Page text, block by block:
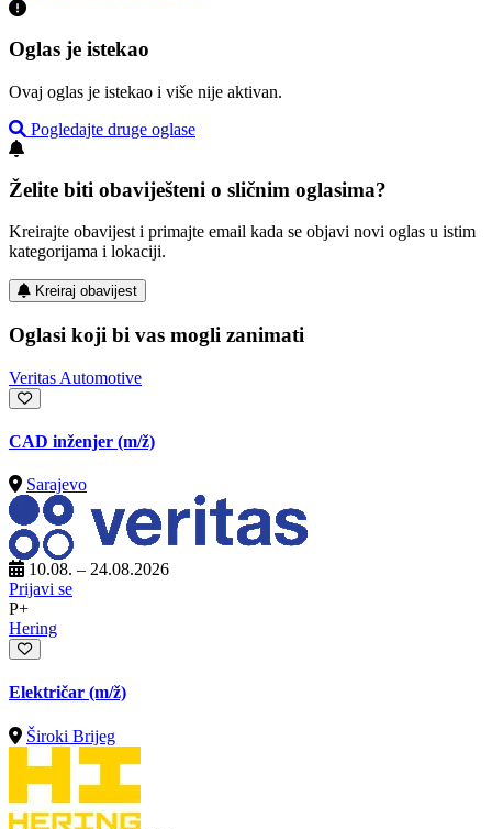
Oglas je istekao
Ovaj oglas je istekao i više nije aktivan.
Pogledajte druge oglase
Želite biti obaviješteni o sličnim oglasima?
Kreirajte obavijest i primajte email kada se objavi novi oglas u istim
kategorijama i lokaciji.
Kreiraj obavijest
Oglasi koji bi vas mogli zanimati
Veritas Automotive
CAD inženjer (m/ž)
Sarajevo
10.08. – 24.08.2026
Prijavi se
P+
Hering
Električar (m/ž)
Široki Brijeg